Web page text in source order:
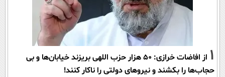
1
از افاضات خرازی: ۵۰ هزار حزب اللهی بریزند خیابان‌ها و بی
حجاب‌ها را بکشند و نیرو‌های دولتی را ناکار کنند!